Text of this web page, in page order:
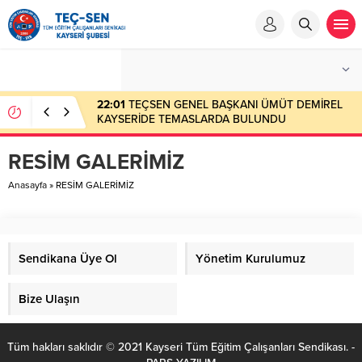
22:01 TEÇSEN GENEL BAŞKANI ÜMÜT DEMİREL
KAYSERİDE TEMASLARDA BULUNDU
RESİM GALERİMİZ
Anasayfa » RESİM GALERİMİZ
Sendikana Üye Ol Yönetim Kurulumuz
Bize Ulaşın
Tüm hakları saklıdır © 2021 Kayseri Tüm Eğitim Çalışanları Sendikası. -